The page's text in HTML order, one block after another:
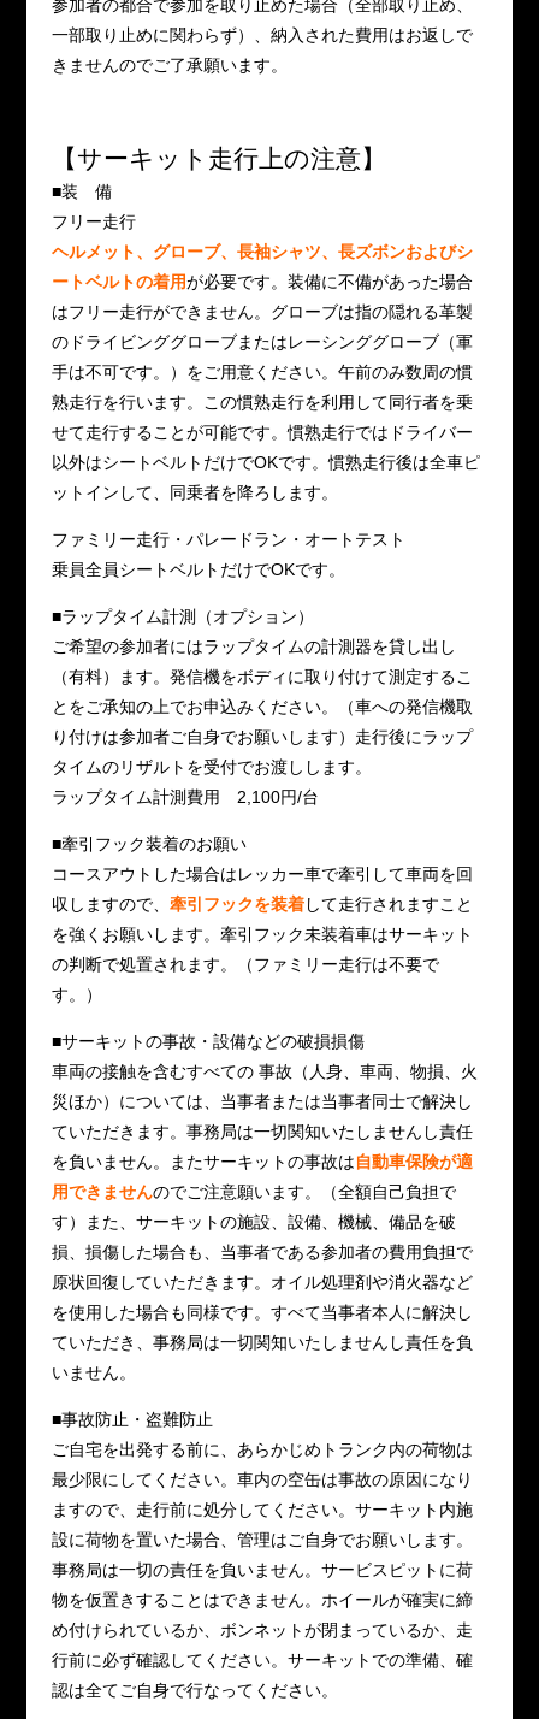
参加者の都合で参加を取り止めた場合（全部取り止め、
一部取り止めに関わらず）、納入された費用はお返しで
きませんのでご了承願います。
【サーキット走行上の注意】
■装 備
フリー走行
ヘルメット、グローブ、長袖シャツ、長ズボンおよびシ
ートベルトの着用が必要です。装備に不備があった場合
はフリー走行ができません。グローブは指の隠れる革製
のドライビンググローブまたはレーシンググローブ（軍
手は不可です。）をご用意ください。午前のみ数周の慣
熟走行を行います。この慣熟走行を利用して同行者を乗
せて走行することが可能です。慣熟走行ではドライバー
以外はシートベルトだけでOKです。慣熟走行後は全車ピ
ットインして、同乗者を降ろします。
ファミリー走行・パレードラン・オートテスト
乗員全員シートベルトだけでOKです。
■ラップタイム計測（オプション）
ご希望の参加者にはラップタイムの計測器を貸し出し
（有料）ます。発信機をボディに取り付けて測定するこ
とをご承知の上でお申込みください。（車への発信機取
り付けは参加者ご自身でお願いします）走行後にラップ
タイムのリザルトを受付でお渡しします。
ラップタイム計測費用 2,100円/台
■牽引フック装着のお願い
コースアウトした場合はレッカー車で牽引して車両を回
収しますので、 牽引フックを装着して走行されますこと
を強くお願いします。牽引フック未装着車はサーキット
の判断で処置されます。（ファミリー走行は不要で
す。）
■サーキットの事故・設備などの破損損傷
車両の接触を含むすべての 事故（人身、車両、物損、火
災ほか）については、当事者または当事者同士で解決し
ていただきます。事務局は一切関知いたしませんし責任
を負いません。またサーキットの事故は自動車保険が適
用できませんのでご注意願います。（全額自己負担で
す）また、サーキットの施設、設備、機械、備品を破
損、損傷した場合も、当事者である参加者の費用負担で
原状回復していただきます。オイル処理剤や消火器など
を使用した場合も同様です。すべて当事者本人に解決し
ていただき、事務局は一切関知いたしませんし責任を負
いません。
■事故防止・盗難防止
ご自宅を出発する前に、あらかじめトランク内の荷物は
最少限にしてください。車内の空缶は事故の原因になり
ますので、走行前に処分してください。サーキット内施
設に荷物を置いた場合、管理はご自身でお願いします。
事務局は一切の責任を負いません。サービスピットに荷
物を仮置きすることはできません。ホイールが確実に締
め付けられているか、ボンネットが閉まっているか、走
行前に必ず確認してください。サーキットでの準備、確
認は全てご自身で行なってください。